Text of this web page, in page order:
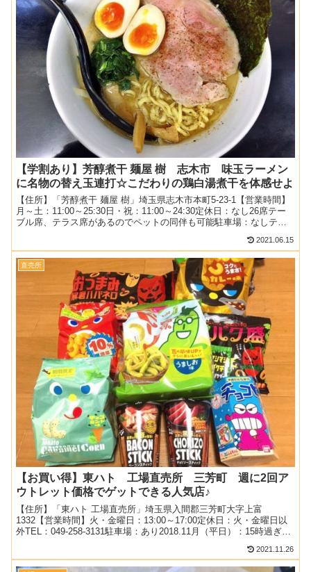
【学割あり】芳醇煮干 麺屋 樹 志木市 味玉ラーメン
に名物の替え玉連打☆こだわりの鶏白湯煮干を体感せよ
【住所】「芳醇煮干 麺屋 樹」埼玉県志木市本町5-23-1【営業時間】
月～土：11:00～25:30日・祝：11:00～24:30定休日：なし26席テー
ブル席、テラス席があるのでペットの同伴も可能駐車場：なしテラ
2021.06.15
直売所
【お買い得】東ハト 工場直売所 三芳町 週に2回ア
ウトレット価格でゲットできる人気店♪
【住所】「東ハト 工場直売所」埼玉県入間郡三芳町大字上富
1332【営業時間】火・金曜日：13:00～17:00定休日：火・金曜日以
外TEL：049-258-3131駐車場：あり2018.11月（平日）：15時過ぎ先
2021.11.26